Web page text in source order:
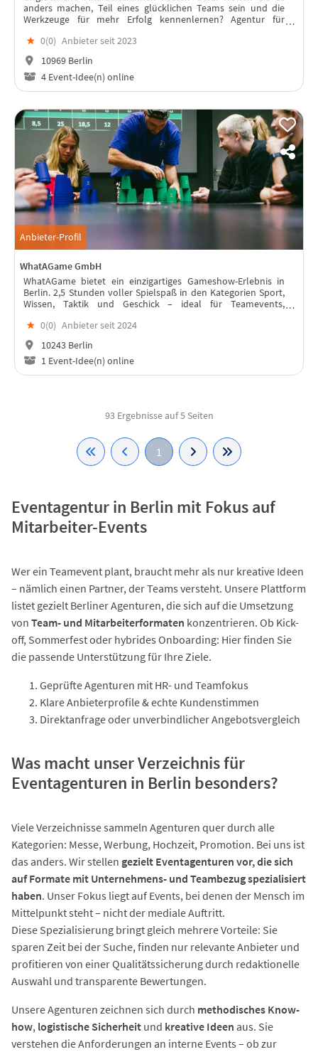
anders machen, Teil eines glücklichen Teams sein und die
Werkzeuge für mehr Erfolg kennenlernen? Agentur für
★ 0(0) Anbieter seit 2023
10969 Berlin
4 Event-Idee(n) online
Anbieter-Profil
WhatAGame GmbH
WhatAGame bietet ein einzigartiges Gameshow-Erlebnis in
Berlin. 2,5 Stunden voller Spielspaß in den Kategorien Sport,
Wissen, Taktik und Geschick – ideal für Teamevents,
★ 0(0) Anbieter seit 2024
10243 Berlin
1 Event-Idee(n) online
93 Ergebnisse auf 5 Seiten
1
Eventagentur in Berlin mit Fokus auf
Mitarbeiter-Events
Wer ein Teamevent plant, braucht mehr als nur kreative Ideen
– nämlich einen Partner, der Teams versteht. Unsere Plattform
listet gezielt Berliner Agenturen, die sich auf die Umsetzung
von Team- und Mitarbeiterformaten konzentrieren. Ob Kick-
off, Sommerfest oder hybrides Onboarding: Hier finden Sie
die passende Unterstützung für Ihre Ziele.
Geprüfte Agenturen mit HR- und Teamfokus
Klare Anbieterprofile & echte Kundenstimmen
Direktanfrage oder unverbindlicher Angebotsvergleich
Was macht unser Verzeichnis für
Eventagenturen in Berlin besonders?
Viele Verzeichnisse sammeln Agenturen quer durch alle
Kategorien: Messe, Werbung, Hochzeit, Promotion. Bei uns ist
das anders. Wir stellen gezielt Eventagenturen vor, die sich
auf Formate mit Unternehmens- und Teambezug spezialisiert
haben. Unser Fokus liegt auf Events, bei denen der Mensch im
Mittelpunkt steht – nicht der mediale Auftritt.
Diese Spezialisierung bringt gleich mehrere Vorteile: Sie
sparen Zeit bei der Suche, finden nur relevante Anbieter und
profitieren von einer Qualitätssicherung durch redaktionelle
Auswahl und transparente Bewertungen.
Unsere Agenturen zeichnen sich durch methodisches Know-
how, logistische Sicherheit und kreative Ideen aus. Sie
verstehen die Anforderungen an interne Events – ob zur